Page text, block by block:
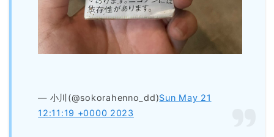
— 小川(@sokorahenno_dd)Sun May 21
12:11:19 +0000 2023